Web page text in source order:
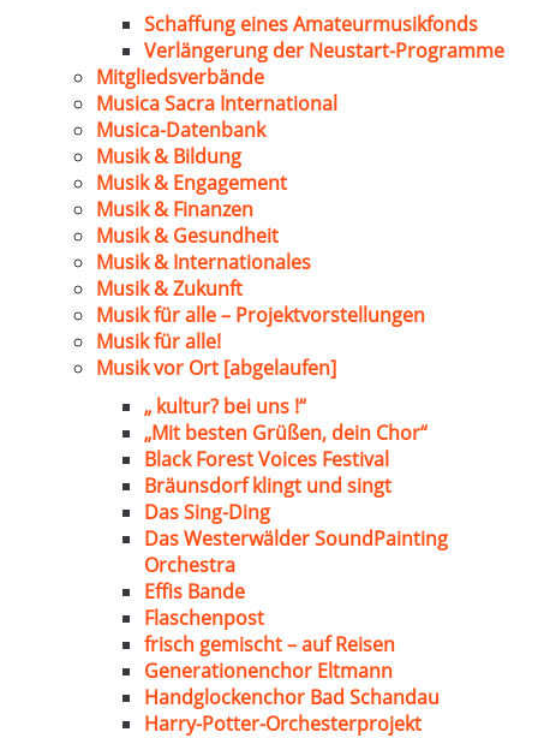
Schaffung eines Amateurmusikfonds
Verlängerung der Neustart-Programme
Mitgliedsverbände
Musica Sacra International
Musica-Datenbank
Musik & Bildung
Musik & Engagement
Musik & Finanzen
Musik & Gesundheit
Musik & Internationales
Musik & Zukunft
Musik für alle – Projektvorstellungen
Musik für alle!
Musik vor Ort [abgelaufen]
„ kultur? bei uns !“
„Mit besten Grüßen, dein Chor“
Black Forest Voices Festival
Bräunsdorf klingt und singt
Das Sing-Ding
Das Westerwälder SoundPainting
Orchestra
Effis Bande
Flaschenpost
frisch gemischt – auf Reisen
Generationenchor Eltmann
Handglockenchor Bad Schandau
Harry-Potter-Orchesterprojekt